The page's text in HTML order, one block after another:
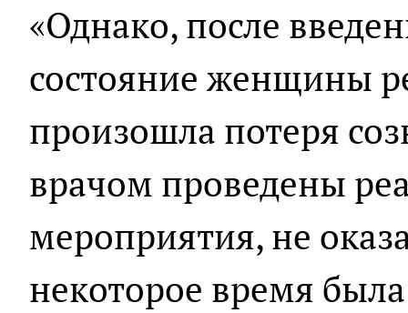
«Однако, после
состояние женщины
произошла потеря
врачом проведены
мероприятия, не
некоторое время